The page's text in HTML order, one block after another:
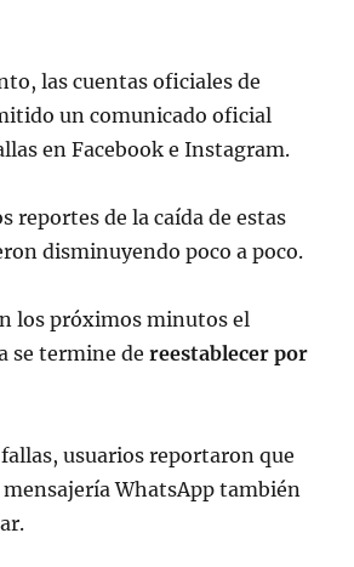
las cuentas oficiales de
un comunicado oficial
en Facebook e Instagram.
reportes de la caída de estas
disminuyendo poco a poco.
los próximos minutos el
se termine dereestablecer por
usuarios reportaron que
WhatsApp también